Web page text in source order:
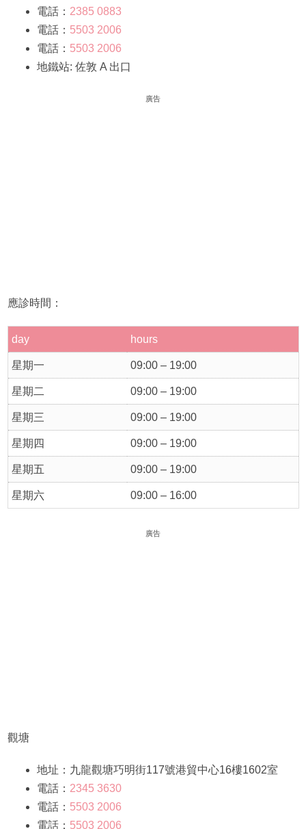
電話： 2385 0883
電話： 5503 2006
電話： 5503 2006
地鐵站: 佐敦 A 出口
廣告
應診時間：
day hours
星期一 09:00 – 19:00
星期二 09:00 – 19:00
星期三 09:00 – 19:00
星期四 09:00 – 19:00
星期五 09:00 – 19:00
星期六 09:00 – 16:00
廣告
觀塘
地址：九龍觀塘巧明街117號港貿中心16樓1602室
電話： 2345 3630
電話： 5503 2006
電話： 5503 2006